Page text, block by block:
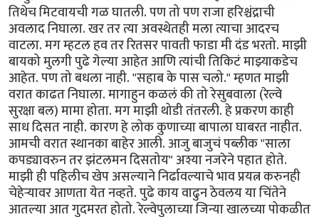
तिथेच मिटवायची गळ घातली. पण तो पण राजा हरिश्चंद्राची
अवलाद निघाला. खर तर त्या अवस्थेतही मला त्याचा आदरच
वाटला. मग म्हटल हव तर रितसर पावती फाडा मी दंड भरतो. माझी
बायको मुलगी पुढे गेल्या आहेत आणि त्यांची तिकिटं माझ्याकडेच
आहेत. पण तो बधला नाही. "सहाब के पास चलो." म्हणत माझी
वरात काढत निघाला. मागाहुन कळलं की तो रेसुबवाला (रेल्वे
सुरक्षा बल) मामा होता. मग माझी थोडी तंतरली. हे प्रकरण काही
साध दिसत नाही. कारण हे लोक कुणाच्या बापाला घाबरत नाहीत.
आमची वरात स्थानका बाहेर आली. आजु बाजुचं पब्लीक "साला
कपड्यावरुन तर झंटलमन दिसतोय" अश्या नजरेने पहात होते.
माझी ही पहिलीच खेप असल्याने निर्ढावल्याचे भाव प्रयत्न करुनही
चेहेर्‍यावर आणता येत नव्हते. पुढे काय वाढुन ठेवलय या चिंतेने
आतल्या आत गुदमरत होतो. रेल्वेपुलाच्या जिन्या खालच्या पोकळीत